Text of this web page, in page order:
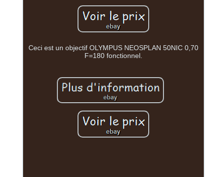
Ceci est un objectif OLYMPUS NEOSPLAN 50NIC 0,70
F=180 fonctionnel.